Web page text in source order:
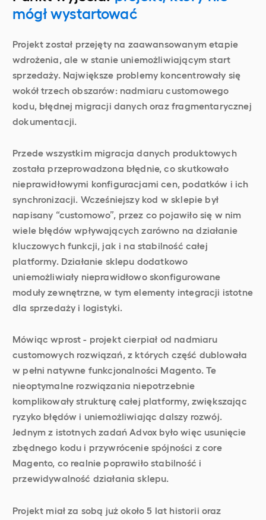
mógł wystartować
Projekt został przejęty na zaawansowanym etapie
wdrożenia, ale w stanie uniemożliwiającym start
sprzedaży. Największe problemy koncentrowały się
wokół trzech obszarów: nadmiaru customowego
kodu, błędnej migracji danych oraz fragmentarycznej
dokumentacji.
Przede wszystkim migracja danych produktowych
została przeprowadzona błędnie, co skutkowało
nieprawidłowymi konfiguracjami cen, podatków i ich
synchronizacji. Wcześniejszy kod w sklepie był
napisany “customowo”, przez co pojawiło się w nim
wiele błędów wpływających zarówno na działanie
kluczowych funkcji, jak i na stabilność całej
platformy. Działanie sklepu dodatkowo
uniemożliwiały nieprawidłowo skonfigurowane
moduły zewnętrzne, w tym elementy integracji istotne
dla sprzedaży i logistyki.
Mówiąc wprost - projekt cierpiał od nadmiaru
customowych rozwiązań, z których część dublowała
w pełni natywne funkcjonalności Magento. Te
nieoptymalne rozwiązania niepotrzebnie
komplikowały strukturę całej platformy, zwiększając
ryzyko błędów i uniemożliwiając dalszy rozwój.
Jednym z istotnych zadań Advox było więc usunięcie
zbędnego kodu i przywrócenie spójności z core
Magento, co realnie poprawiło stabilność i
przewidywalność działania sklepu.
Projekt miał za sobą już około 5 lat historii oraz